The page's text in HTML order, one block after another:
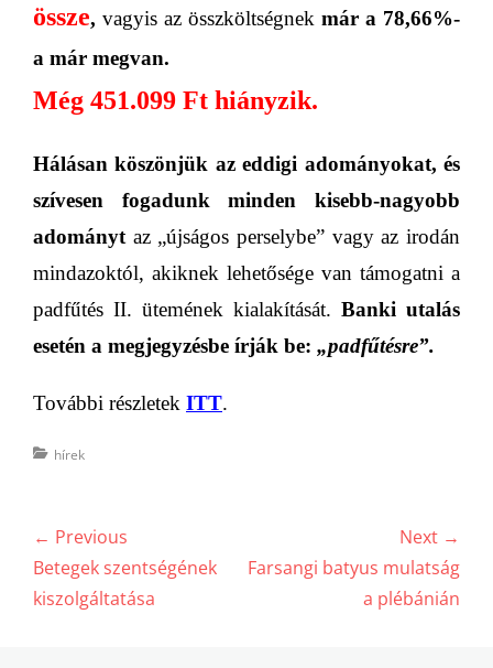
össze, vagyis az összköltségnek már a 78,66%-
a már megvan.
Még 451.099 Ft hiányzik.
Hálásan köszönjük az eddigi adományokat, és
szívesen fogadunk minden kisebb-nagyobb
adományt az „újságos perselybe” vagy az irodán
mindazoktól, akiknek lehetősége van támogatni a
padfűtés II. ütemének kialakítását. Banki utalás
esetén a megjegyzésbe írják be: „padfűtésre”.
További részletek ITT.
Categories
hírek
Bejegyzés
navigáció
← Previous
Previous
post:
Betegek szentségének
kiszolgáltatása
Next →
Next
Farsangi batyus mulatság
a plébánián